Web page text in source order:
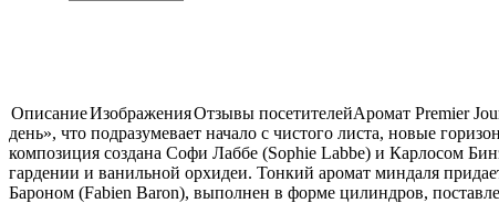
ОписаниеИзображенияОтзывы посетителейАромат Premier
день», что подразумевает начало с чистого листа, новые
композиция создана Софи Лаббе (Sophie Labbe) и Карлосом
гардении и ванильной орхидеи. Тонкий аромат миндаля
Бароном (Fabien Baron), выполнен в форме цилиндров,